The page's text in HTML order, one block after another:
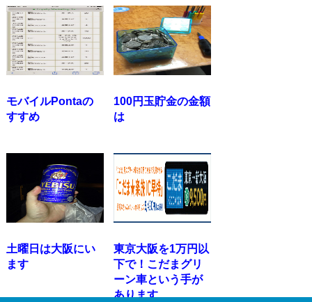
モバイルPontaの
すすめ
100円玉貯金の金額
は
土曜日は大阪にい
ます
東京大阪を1万円以
下で！こだまグリ
ーン車という手が
あります